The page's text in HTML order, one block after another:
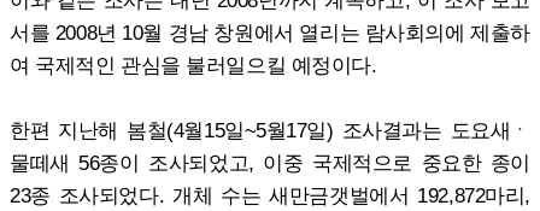
서를 2008년 10월 경남 창원에서 열리는 람사회의에 제출하
여 국제적인 관심을 불러일으킬 예정이다.
한편 지난해 봄철(4월15일~5월17일) 조사결과는 도요새ㆍ
물떼새 56종이 조사되었고, 이중 국제적으로 중요한 종이
23종 조사되었다. 개체 수는 새만금갯벌에서 192,872마리,